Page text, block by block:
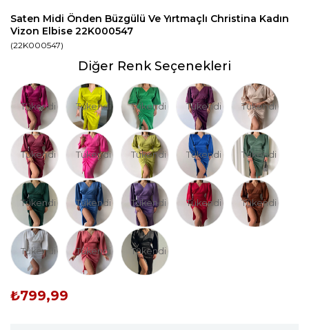
Saten Midi Önden Büzgülü Ve Yırtmaçlı Christina Kadın
Vizon Elbise 22K000547
(22K000547)
Diğer Renk Seçenekleri
Tükendi Tükendi Tükendi Tükendi Tükendi
Tükendi Tükendi Tükendi Tükendi Tükendi
Tükendi Tükendi Tükendi Tükendi Tükendi
Tükendi Tükendi Tükendi
₺799,99